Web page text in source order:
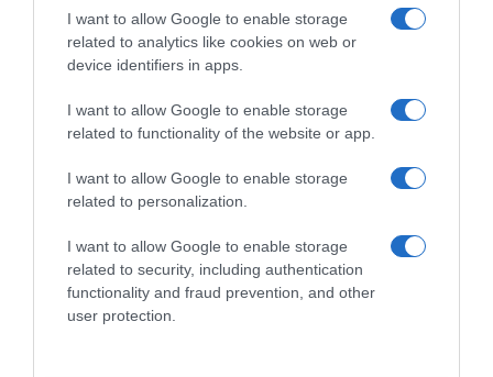
I want to allow Google to enable storage
related to analytics like cookies on web or
device identifiers in apps.
I want to allow Google to enable storage
related to functionality of the website or app.
I want to allow Google to enable storage
related to personalization.
I want to allow Google to enable storage
related to security, including authentication
functionality and fraud prevention, and other
user protection.
«μπλακ άουτ» των 17 δευτερολέπτων και τρέχει για
την ανατροπή στο Βέλγιο
αγώνα (OPEN)
Nammos μαζί με Zoe Saldaña και Omar Epps
ερωτήματα σχετικά με τα κυριαρχικά δικαιώματα της
Ελλάδας έναντι της τουρκικής επιθετικότητας
Ο Μιλάν Βιτάλις στην ΑΕΚ μέχρι το 2030! Ο νέος